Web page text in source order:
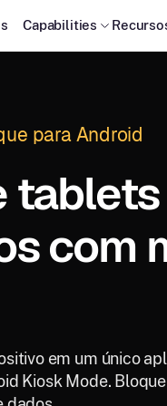
Capabilities
para Android
com
em um único
Kiosk Mode.